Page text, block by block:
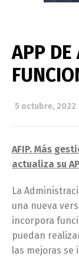
APP DE
5 octubre, 2022
AFIP. Más
actualiza su
La
una nueva
incorpora
puedan
las mejoras se